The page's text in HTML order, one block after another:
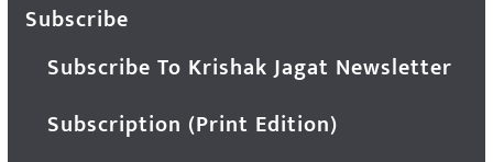
Subscribe
Subscribe To Krishak Jagat Newsletter
Subscription (Print Edition)